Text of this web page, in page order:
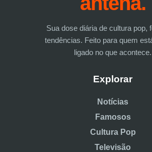
Sua dose diária de cultura pop,
tendências. Feito para quem
ligado no que acontece.
Explorar
Notícias
Famosos
Cultura Pop
Televisão